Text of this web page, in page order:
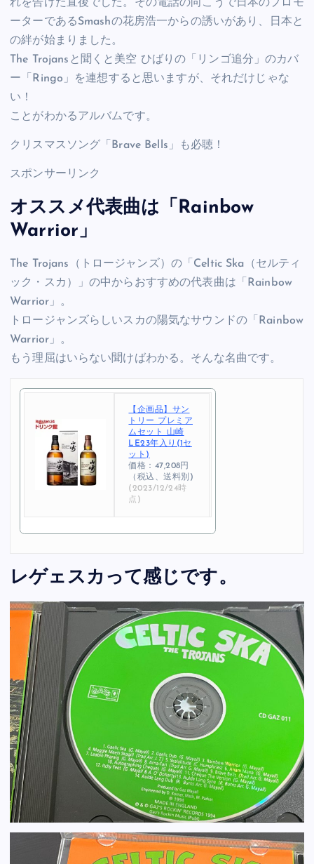
れを告げた直後でした。その電話の向こうで日本のプロモ
ーターであるSmashの花房浩一からの誘いがあり、日本と
の絆が始まりました。
The Trojansと聞くと美空 ひばりの「リンゴ追分」のカバ
ー「Ringo」を連想すると思いますが、それだけじゃな
い！
ことがわかるアルバムです。
クリスマスソング「Brave Bells」も必聴！
スポンサーリンク
オススメ代表曲は「Rainbow
Warrior」
The Trojans（トロージャンズ）の「Celtic Ska（セルティ
ック・スカ）」の中からおすすめの代表曲は「Rainbow
Warrior」。
トロージャンズらしいスカの陽気なサウンドの「Rainbow
Warrior」。
もう理屈はいらない聞けばわかる。そんな名曲です。
【企画品】サン
トリー プレミア
ムセット 山崎
LE23年入り(1セ
ット)
価格：47,208円
（税込、送料別)
(2023/12/24時
点)
レゲェスカって感じです。